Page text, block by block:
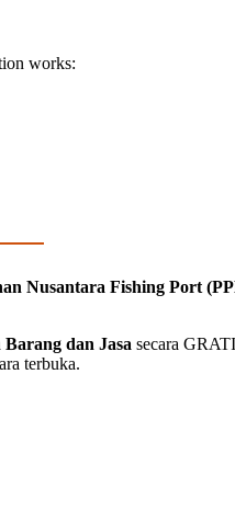
works:
Nusantara Fishing Port
dan Jasa secara
terbuka.